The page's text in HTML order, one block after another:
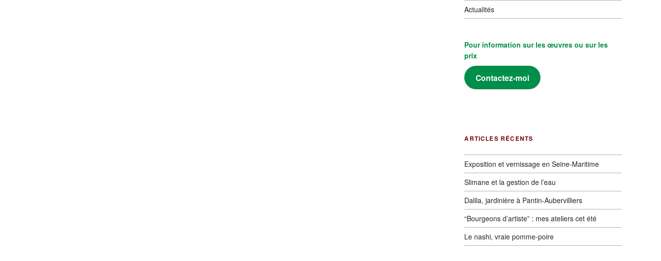
Actualités
Pour information sur les œuvres ou sur les
prix
Contactez-moi
ARTICLES RÉCENTS
Exposition et vernissage en Seine-Maritime
Slimane et la gestion de l’eau
Dalila, jardinière à Pantin-Aubervilliers
“Bourgeons d’artiste” : mes ateliers cet été
Le nashi, vraie pomme-poire